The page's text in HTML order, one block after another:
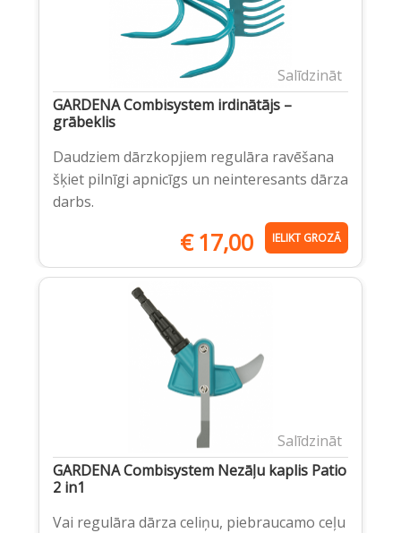
Salīdzināt
GARDENA Combisystem irdinātājs –
grābeklis
Daudziem dārzkopjiem regulāra ravēšana
šķiet pilnīgi apnicīgs un neinteresants dārza
darbs.
€17,00 IELIKT GROZĀ
Salīdzināt
GARDENA Combisystem Nezāļu kaplis Patio
2 in1
Vai regulāra dārza celiņu, piebraucamo ceļu